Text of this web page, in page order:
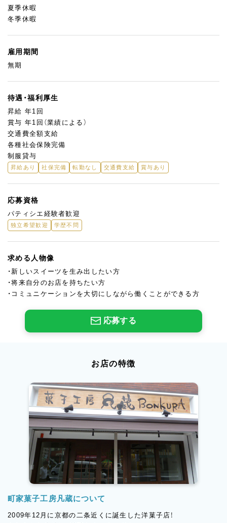
夏季休暇
冬季休暇
雇用期間
無期
待遇・福利厚生
昇給 年1回
賞与 年1回（業績による）
交通費全額支給
各種社会保険完備
制服貸与
昇給あり 社保完備 転勤なし 交通費支給 賞与あり
応募資格
パティシエ経験者歓迎
独立希望歓迎 学歴不問
求める人物像
・新しいスイーツを生み出したい方
・将来自分のお店を持ちたい方
・コミュニケーションを大切にしながら働くことができる方
応募する
お店の特徴
町家菓子工房凡蔵について
2009年12月に京都の二条近くに誕生した洋菓子店！